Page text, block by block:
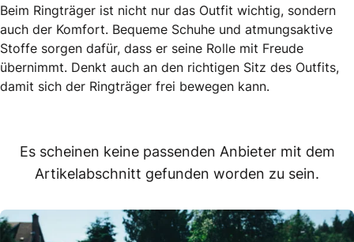
Beim Ringträger ist nicht nur das Outfit wichtig, sondern
auch der Komfort. Bequeme Schuhe und atmungsaktive
Stoffe sorgen dafür, dass er seine Rolle mit Freude
übernimmt. Denkt auch an den richtigen Sitz des Outfits,
damit sich der Ringträger frei bewegen kann.
Es scheinen keine passenden Anbieter mit dem
Artikelabschnitt gefunden worden zu sein.